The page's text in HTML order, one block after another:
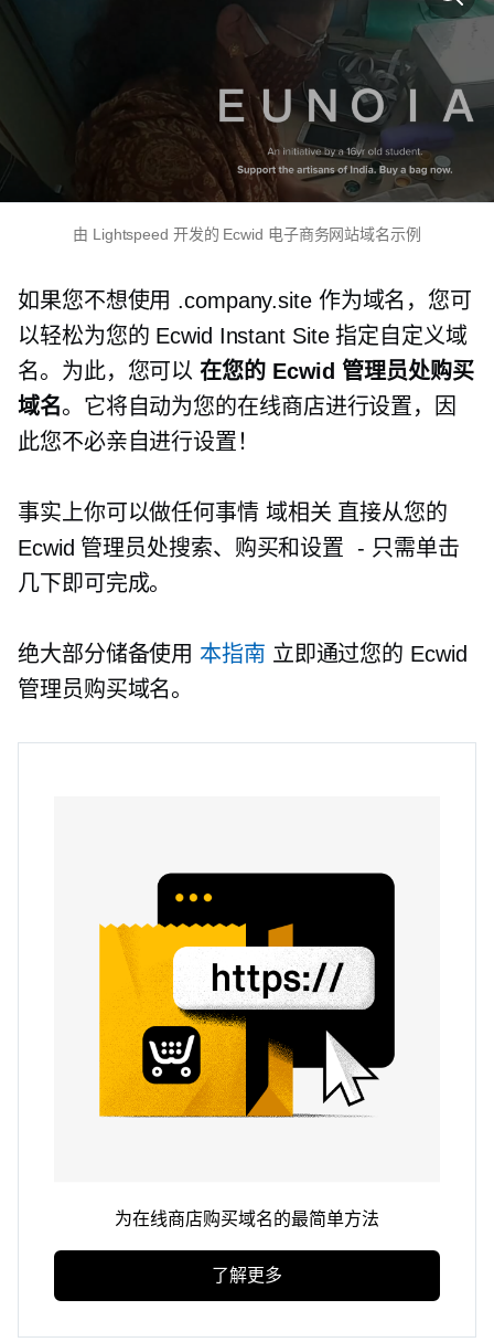
由 Lightspeed 开发的 Ecwid 电子商务网站域名示例
如果您不想使用 .company.site 作为域名，您可
以轻松为您的 Ecwid Instant Site 指定自定义域
名。为此，您可以在您的 Ecwid 管理员处购买
域名。它将自动为您的在线商店进行设置，因
此您不必亲自进行设置！
事实上你可以做任何事情 域相关 直接从您的
Ecwid 管理员处搜索、购买和设置 - 只需单击
几下即可完成。
绝大部分储备使用 本指南 立即通过您的 Ecwid
管理员购买域名。
为在线商店购买域名的最简单方法
了解更多